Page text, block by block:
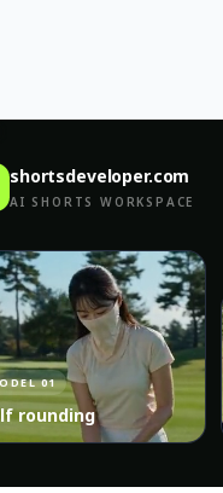
shortsdeveloper.com
AI SHORTS WORKSPACE
01
rounding